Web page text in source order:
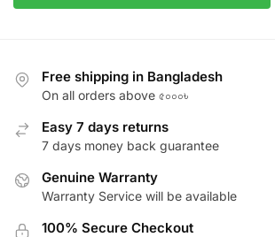
Free shipping in Bangladesh
On all orders above ৫০০০৳
Easy 7 days returns
7 days money back guarantee
Genuine Warranty
Warranty Service will be available
100% Secure Checkout